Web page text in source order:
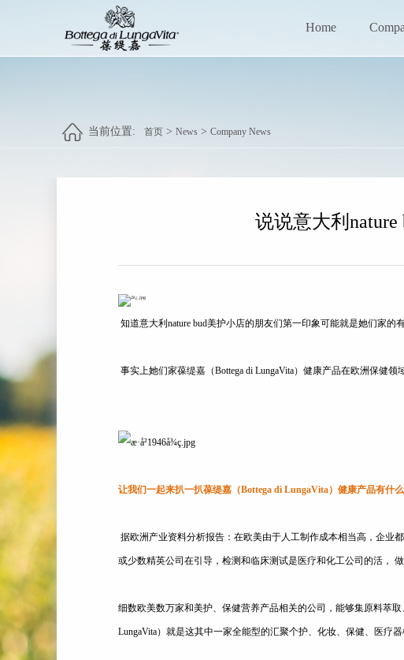
Home
当前位置: 首页 > News > Company News
说说意大利
知道意大利nature bud美护小店的朋友们第一印象可能就是她们家的
事实上她们家葆缇嘉（Bottega di LungaVita）健康产品在欧洲保健领
让我们一起来扒一扒葆缇嘉（Bottega di LungaVita）健康产品有什
据欧洲产业资料分析报告：在欧美由于人工制作成本相当高，企业
或少数精英公司在引导，检测和临床测试是医疗和化工公司的活，
细数欧美数万家和美护、保健营养产品相关的公司，能够集原料萃
LungaVita）就是这其中一家全能型的汇聚个护、化妆、保健、医疗器